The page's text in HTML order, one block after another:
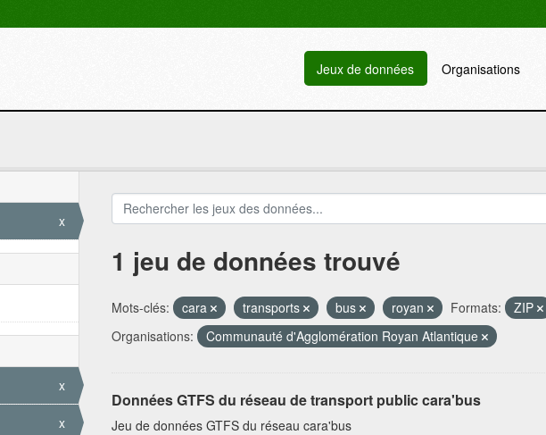
Jeux de données Organisations
x
x
x
1 jeu de données trouvé
Mots-clés: cara transports bus royan Formats:
ZIP
Organisations:
Communauté d'Agglomération Royan Atlantique
Données GTFS du réseau de transport public cara'bus
Jeu de données GTFS du réseau cara'bus